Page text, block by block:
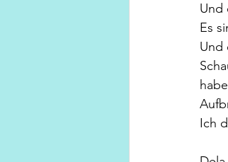
Und
Es
Und
Ich